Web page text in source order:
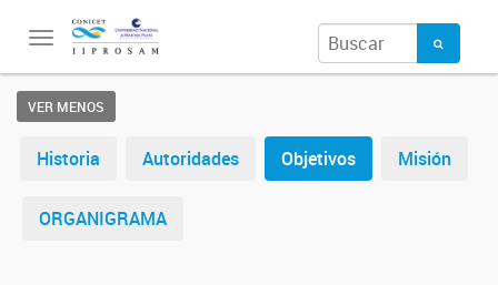
Toggle
VER MENOS
Historia Autoridades Objetivos Misión
ORGANIGRAMA